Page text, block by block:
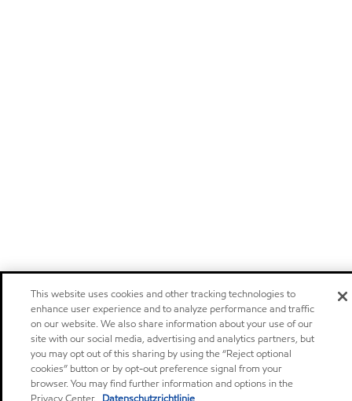
This website uses cookies and other tracking technologies to
enhance user experience and to analyze performance and traffic
on our website. We also share information about your use of our
site with our social media, advertising and analytics partners, but
you may opt out of this sharing by using the “Reject optional
cookies” button or by opt-out preference signal from your
browser. You may find further information and options in the